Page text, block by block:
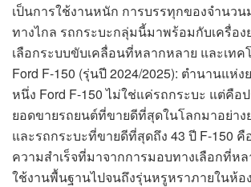
เป็นการใช้งานหนัก การบรรทุกของจำนวน
ทางไกล รถกระบะกลุ่มนี้มาพร้อมกับเครื่อ
เลือกระบบขับเคลื่อนที่หลากหลาย และเท
Ford F-150 (รุ่นปี 2024/2025): ตำนานแห่
หนึ่ง Ford F-150 ไม่ใช่แค่รถกระบะ แต่คือ
ยอดขายรถยนต์ที่ขายดีที่สุดในโลกมาอย่าง
และรถกระบะที่ขายดีที่สุดถึง 43 ปี F-150 คื
ความสำเร็จที่มาจากการมอบทางเลือกที่ห
ใช้งานพื้นฐานไปจนถึงรุ่นหรูหราภายในห้อ